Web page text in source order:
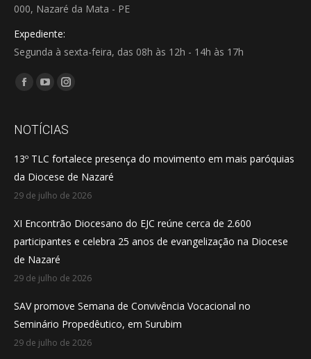
000, Nazaré da Mata - PE
Expediente:
Segunda à sexta-feira, das 08h às 12h - 14h às 17h
Encontre-nos em:
Facebook
opens
new
window
YouTube
opens
new
window
Instagram
opens
new
window
NOTÍCIAS
13º TLC fortalece presença do movimento em mais paróquias
da Diocese de Nazaré
29 de julho de 2026
XI Encontrão Diocesano do EJC reúne cerca de 2.600
participantes e celebra 25 anos de evangelização na Diocese
de Nazaré
29 de julho de 2026
SAV promove Semana de Convivência Vocacional no
Seminário Propedêutico, em Surubim
29 de julho de 2026